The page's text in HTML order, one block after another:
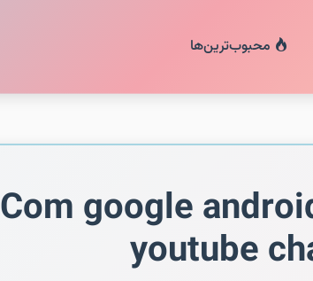
محبوب‌ترین‌ها
Com google
youtube